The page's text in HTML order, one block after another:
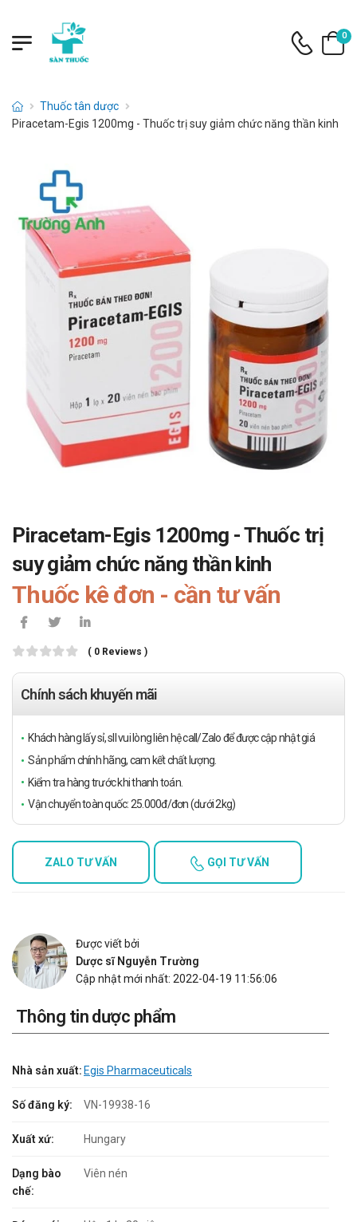
0
Thuốc tân dược
Piracetam-Egis 1200mg - Thuốc trị suy giảm chức năng thần kinh
Piracetam-Egis 1200mg - Thuốc trị
suy giảm chức năng thần kinh
Thuốc kê đơn - cần tư vấn
( 0 Reviews )
Chính sách khuyến mãi
Khách hàng lấy sỉ, sll vui lòng liên hệ call/Zalo để được cập nhật giá
Sản phẩm chính hãng, cam kết chất lượng.
Kiểm tra hàng trước khi thanh toán.
Vận chuyển toàn quốc: 25.000đ/đơn (dưới 2kg)
ZALO TƯ VẤN GỌI TƯ VẤN
Được viết bởi
Dược sĩ Nguyễn Trường
Cập nhật mới nhất: 2022-04-19 11:56:06
Thông tin dược phẩm
Nhà sản xuất: Egis Pharmaceuticals
Số đăng ký: VN-19938-16
Xuất xứ: Hungary
Dạng bào
chế:
Viên nén